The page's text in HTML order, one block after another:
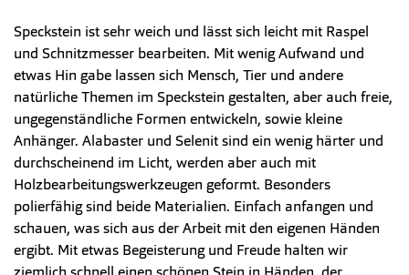
Speckstein ist sehr weich und lässt sich leicht mit Raspel
und Schnitzmesser bearbeiten. Mit wenig Aufwand und
etwas Hin gabe lassen sich Mensch, Tier und andere
natürliche Themen im Speckstein gestalten, aber auch freie,
ungegenständliche Formen entwickeln, sowie kleine
Anhänger. Alabaster und Selenit sind ein wenig härter und
durchscheinend im Licht, werden aber auch mit
Holzbearbeitungswerkzeugen geformt. Besonders
polierfähig sind beide Materialien. Einfach anfangen und
schauen, was sich aus der Arbeit mit den eigenen Händen
ergibt. Mit etwas Begeisterung und Freude halten wir